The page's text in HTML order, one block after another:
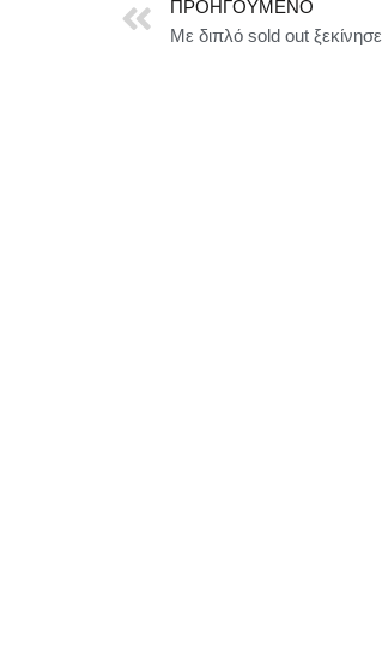
ΠΡΟΗΓΟΎΜΕΝΟ